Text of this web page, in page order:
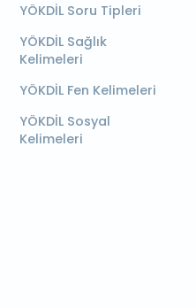
YÖKDİL Soru Tipleri
YÖKDİL Sağlık
Kelimeleri
YÖKDİL Fen Kelimeleri
YÖKDİL Sosyal
Kelimeleri